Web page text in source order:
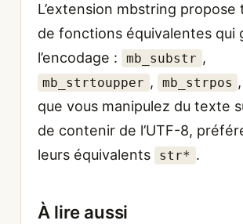
L’extension mbstring propose
de fonctions équivalentes qui
l’encodage :
mb_substr ,
mb_strtoupper , mb_strpos
que vous manipulez du texte
de contenir de l’UTF-8,
leurs équivalents
str* .
À lire aussi